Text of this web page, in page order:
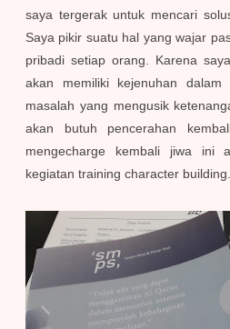
saya tergerak untuk mencari
Saya pikir suatu hal yang wajar
pribadi setiap orang. Karena
akan memiliki kejenuhan
masalah yang mengusik
akan butuh pencerahan
mengecharge kembali jiwa ini
kegiatan training character building.